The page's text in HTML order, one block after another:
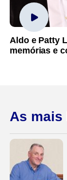
Aldo e Patty
memórias e
As mais